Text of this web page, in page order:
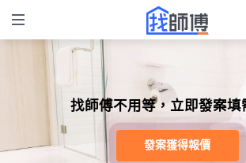
找師傅不用等，立即發案填
發案獲得報價